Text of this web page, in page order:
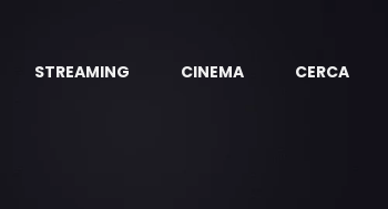
STREAMING CINEMA CERCA